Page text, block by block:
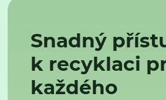
Snadný
k recyklaci
každého